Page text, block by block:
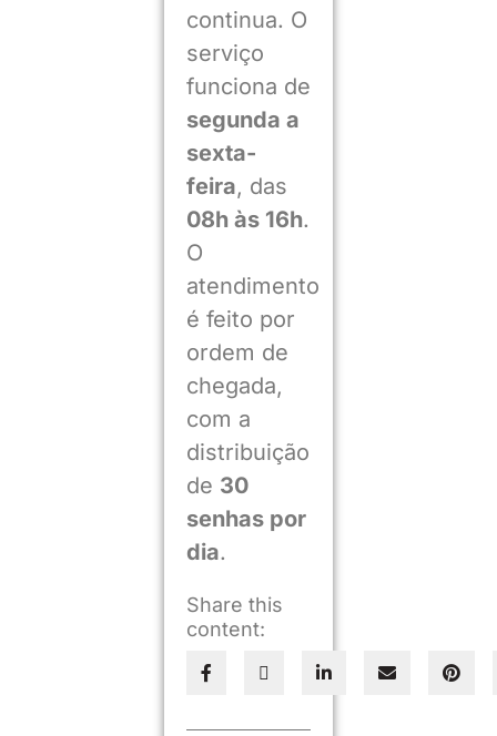
continua. O
serviço
funciona de
segunda a
sexta-
feira, das
08h às 16h.
O
atendimento
é feito por
ordem de
chegada,
com a
distribuição
de 30
senhas por
dia.
Share this
content: